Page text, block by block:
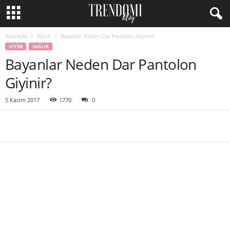
Anasayfa Giyim Bayanlar Neden Dar Pantolon Giyinir?
GIYIM SAĞLIK
Bayanlar Neden Dar Pantolon
Giyinir?
5 Kasım 2017 1770 0